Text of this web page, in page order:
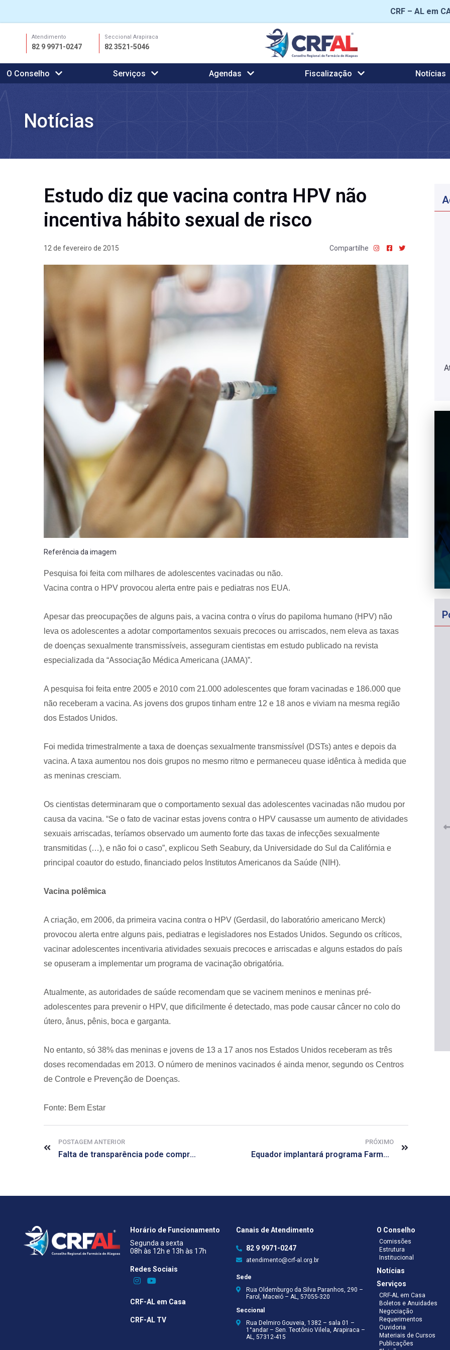
CRF – AL em
conteúdo
Atendimento
82 9 9971-0247
Seccional Arapiraca
82 3521-5046
O Conselho Serviços Agendas Fiscalização Notícias
Notícias
Estudo diz que vacina contra HPV não
incentiva hábito sexual de risco
12 de fevereiro de 2015 Compartilhe
Referência da imagem
Pesquisa foi feita com milhares de adolescentes vacinadas ou não.
Vacina contra o HPV provocou alerta entre pais e pediatras nos EUA.
Apesar das preocupações de alguns pais, a vacina contra o vírus do papiloma humano (HPV) não
leva os adolescentes a adotar comportamentos sexuais precoces ou arriscados, nem eleva as taxas
de doenças sexualmente transmissíveis, asseguram cientistas em estudo publicado na revista
especializada da “Associação Médica Americana (JAMA)”.
A pesquisa foi feita entre 2005 e 2010 com 21.000 adolescentes que foram vacinadas e 186.000 que
não receberam a vacina. As jovens dos grupos tinham entre 12 e 18 anos e viviam na mesma região
dos Estados Unidos.
Foi medida trimestralmente a taxa de doenças sexualmente transmissível (DSTs) antes e depois da
vacina. A taxa aumentou nos dois grupos no mesmo ritmo e permaneceu quase idêntica à medida que
as meninas cresciam.
Os cientistas determinaram que o comportamento sexual das adolescentes vacinadas não mudou por
causa da vacina. “Se o fato de vacinar estas jovens contra o HPV causasse um aumento de atividades
sexuais arriscadas, teríamos observado um aumento forte das taxas de infecções sexualmente
transmitidas (…), e não foi o caso”, explicou Seth Seabury, da Universidade do Sul da Califórnia e
principal coautor do estudo, financiado pelos Institutos Americanos da Saúde (NIH).
Vacina polêmica
A criação, em 2006, da primeira vacina contra o HPV (Gerdasil, do laboratório americano Merck)
provocou alerta entre alguns pais, pediatras e legisladores nos Estados Unidos. Segundo os críticos,
vacinar adolescentes incentivaria atividades sexuais precoces e arriscadas e alguns estados do país
se opuseram a implementar um programa de vacinação obrigatória.
Atualmente, as autoridades de saúde recomendam que se vacinem meninos e meninas pré-
adolescentes para prevenir o HPV, que dificilmente é detectado, mas pode causar câncer no colo do
útero, ânus, pênis, boca e garganta.
No entanto, só 38% das meninas e jovens de 13 a 17 anos nos Estados Unidos receberam as três
doses recomendadas em 2013. O número de meninos vacinados é ainda menor, segundo os Centros
de Controle e Prevenção de Doenças.
Fonte: Bem Estar
POSTAGEM ANTERIOR
Falta de transparência pode comprometer confiança nos genéricos
PRÓXIMO
Equador implantará programa Farmácia Popular
CRF-AL reforça importância do
farmacêutico em nova resolução
base de Cannabis
29 de janeiro de 2026
Virtual de Farmácia
26 de maio de 2026
Horário de Funcionamento
Segunda a sexta
08h às 12h e 13h às 17h
Redes Sociais​
CRF-AL em Casa
CRF-AL TV
Canais de Atendimento
82 9 9971-0247
atendimento@crf-al.org.br
Sede
Rua Oldemburgo da Silva Paranhos, 290 –
Farol, Maceió – AL, 57055-320
Seccional
Rua Delmiro Gouveia, 1382 – sala 01 –
1°andar – Sen. Teotônio Vilela, Arapiraca –
AL, 57312-415
O Conselho
Comissões
Estrutura
Institucional
Notícias
Serviços
CRF-AL em Casa
Boletos e Anuidades
Negociação
Requerimentos
Ouvidoria
Materiais de Cursos
Publicações